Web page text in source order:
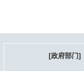
[政府部门]